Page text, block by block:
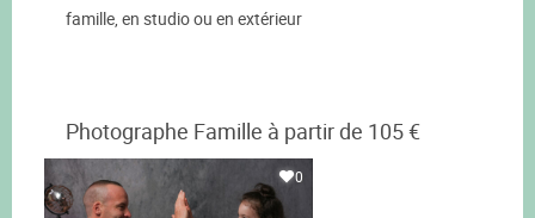
famille, en studio ou en extérieur
Photographe Famille à partir de 105 €
0